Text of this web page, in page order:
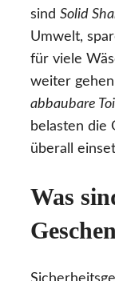
sind Solid
Umwelt,
für viele
weiter
abbaubare
belasten die
überall
Was